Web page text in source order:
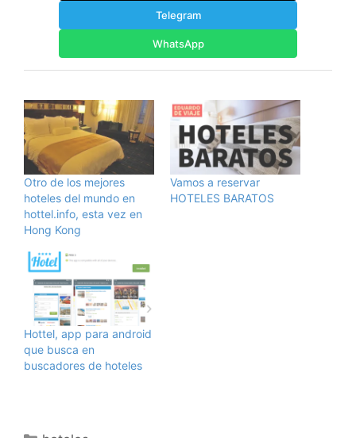
Telegram
WhatsApp
Otro de los mejores
hoteles del mundo en
hottel.info, esta vez en
Hong Kong
Vamos a reservar
HOTELES BARATOS
Hottel, app para android
que busca en
buscadores de hoteles